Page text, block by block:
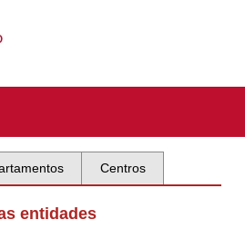
Centros
entidades